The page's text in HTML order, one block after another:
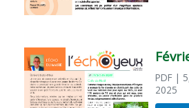
PDF |
2025